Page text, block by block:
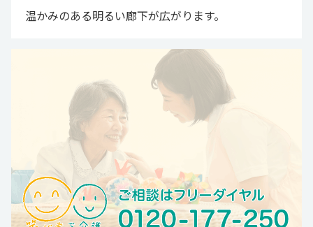
温かみのある明るい廊下が広がります。